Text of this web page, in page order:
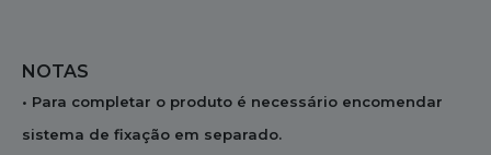
NOTAS
• Para completar o produto é necessário encomendar
sistema de fixação em separado.